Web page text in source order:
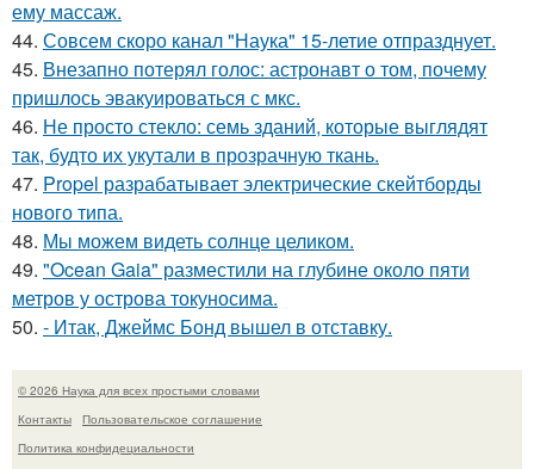
ему массаж.
44. Совсем скоро канал "Наука" 15-летие отпразднует.
45. Внезапно потерял голос: астронавт о том, почему
пришлось эвакуироваться с мкс.
46. Не просто стекло: семь зданий, которые выглядят
так, будто их укутали в прозрачную ткань.
47. Propel разрабатывает электрические скейтборды
нового типа.
48. Мы можем видеть солнце целиком.
49. "Ocean Gaia" разместили на глубине около пяти
метров у острова токуносима.
50. - Итак, Джеймс Бонд вышел в отставку.
© 2026 Наука для всех простыми словами
Контакты
Пользовательское соглашение
Политика конфидециальности